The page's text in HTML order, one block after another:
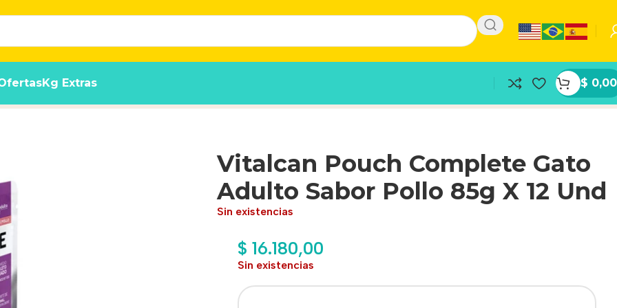
Kg Extras $ 0,00
Pollo 85g X 12 Und
Vitalcan Pouch Complete Gato
Adulto Sabor Pollo 85g X 12 Und
Sin existencias
$ 16.180,00
Sin existencias